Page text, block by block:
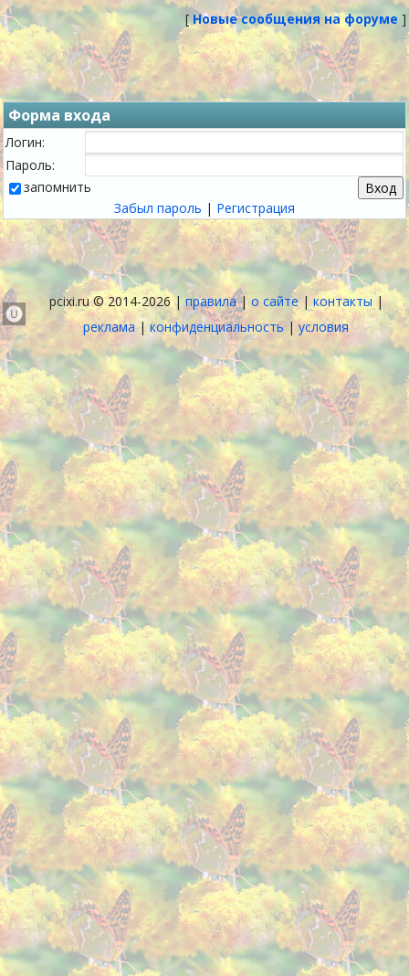
[Новые сообщения на форуме ]
Форма входа
Логин:
Пароль:
запомнить
Забыл пароль | Регистрация
pcixi.ru © 2014-2026 | правила| о сайте|контакты |
реклама|конфиденциальность |условия